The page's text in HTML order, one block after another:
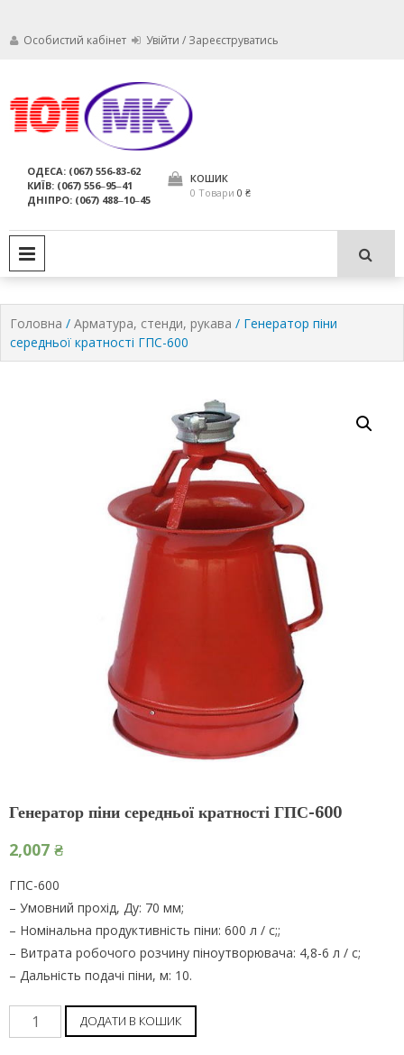
Особистий кабінет Увійти / Зареєструватись
компанія МАРКО
використання за призначенням.
ОДЕСА: (067) 556-83-62
КИЇВ: (067) 556‒95‒41
ДНІПРО: (067) 488‒10‒45
КОШИК
0 Товари 0 ₴
Головна / Арматура, стенди, рукава / Генератор піни
середньої кратності ГПС-600
Генератор піни середньої кратності ГПС-600
2,007 ₴
ГПС-600
– Умовний прохід, Ду: 70 мм;
– Номінальна продуктивність піни: 600 л / с;;
– Витрата робочого розчину піноутворювача: 4,8-6 л / с;
– Дальність подачі піни, м: 10.
Генератор
піни
ДОДАТИ В КОШИК